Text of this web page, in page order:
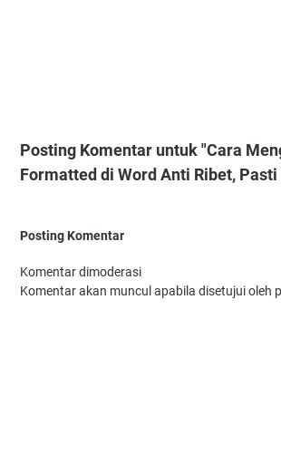
Posting Komentar untuk "Cara
Formatted di Word Anti Ribet,
Posting Komentar
Komentar dimoderasi
Komentar akan muncul apabila disetujui oleh